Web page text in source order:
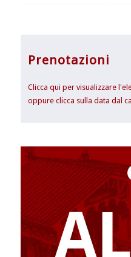
Prenotazioni
Clicca qui per visualizzare
oppure clicca sulla data dal